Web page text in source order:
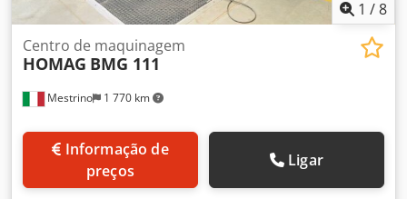
1 /8
Mestrino 1 770 km
Centro de maquinagem
HOMAG BMG 111
preços
Ligar